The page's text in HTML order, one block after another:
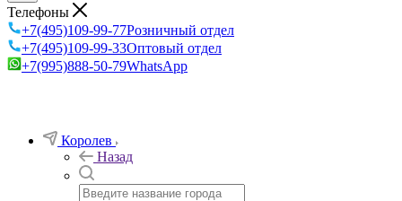
Телефоны
+7(495)109-99-77Розничный отдел
+7(495)109-99-33Оптовый отдел
+7(995)888-50-79WhatsApp
Королев
Назад